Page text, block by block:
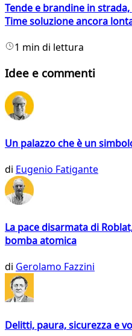
Tende e brandine in
Time soluzione ancora
1 min di lettura
Idee e commenti
Un palazzo che è un
di Eugenio Fatigante
La pace disarmata di
bomba atomica
di Gerolamo Fazzini
Delitti, paura, sicurezza e